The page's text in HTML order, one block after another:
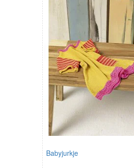
Babyjurkje